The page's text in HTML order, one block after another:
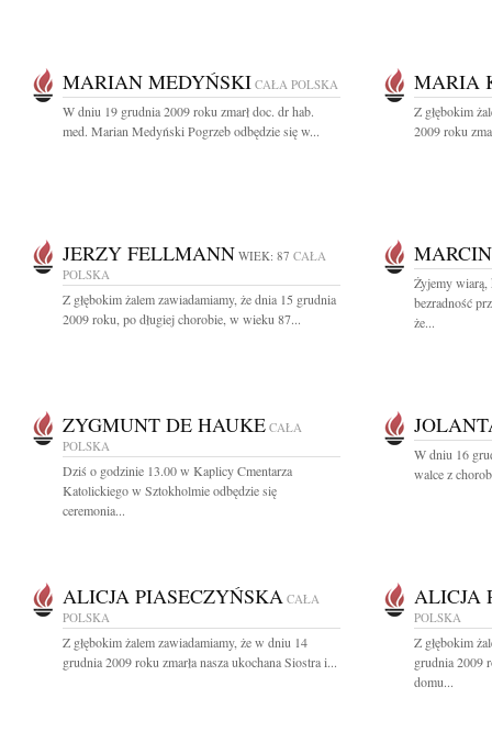
MARIAN MEDYŃSKI CAŁA POLSKA
W dniu 19 grudnia 2009 roku zmarł doc. dr hab.
med. Marian Medyński Pogrzeb odbędzie się w...
MARIA
Z głębokim
2009 roku
JERZY FELLMANN WIEK: 87 CAŁA
POLSKA
Z głębokim żalem zawiadamiamy, że dnia 15 grudnia
2009 roku, po długiej chorobie, w wieku 87...
Żyjemy wiarą,
bezradność
że...
ZYGMUNT DE HAUKE CAŁA
POLSKA
Dziś o godzinie 13.00 w Kaplicy Cmentarza
Katolickiego w Sztokholmie odbędzie się
ceremonia...
W dniu 16
walce z
ALICJA PIASECZYŃSKA CAŁA
POLSKA
Z głębokim żalem zawiadamiamy, że w dniu 14
grudnia 2009 roku zmarła nasza ukochana Siostra i...
ALICJA
POLSKA
Z głębokim
grudnia 2009
domu...